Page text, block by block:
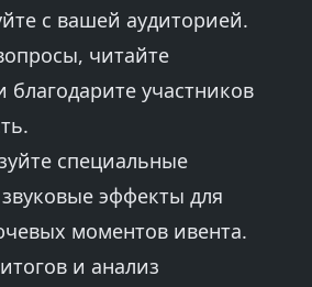
с вашей аудиторией.
читайте
участников
специальные
эффекты для
моментов ивента.
и анализ